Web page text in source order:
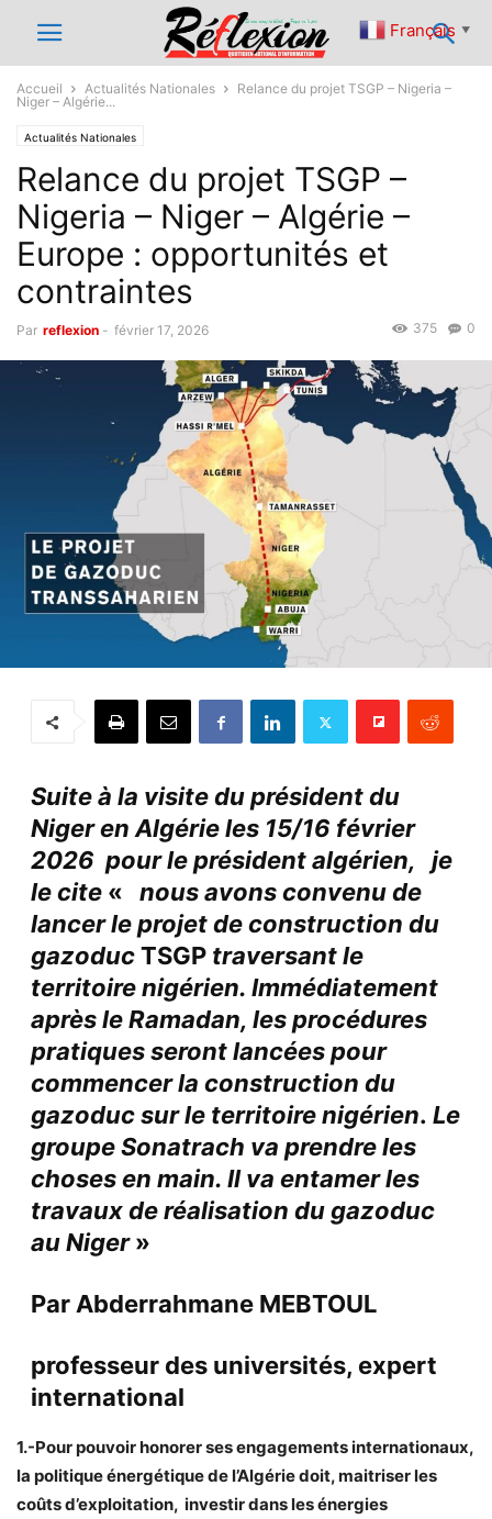
Accueil Actualités Nationales
Relance du projet TSGP – Nigeria –
Niger – Algérie...
Actualités Nationales
Relance du projet TSGP –
Nigeria – Niger – Algérie –
Europe : opportunités et
contraintes
Par reflexion - février 17, 2026 0
375
Suite à la visite du président du
Niger en Algérie les 15/16 février
2026 pour le président algérien, je
le cite«
nous avons convenu de
lancer le projet de construction du
gazoducTSGPtraversant le
territoire nigérien. Immédiatement
après le Ramadan, les procédures
pratiques seront lancées pour
commencer la construction du
gazoduc sur le territoire nigérien. Le
groupe Sonatrach va prendre les
choses en main. Il va entamer les
travaux de réalisation du gazoduc
au Niger»
Par Abderrahmane MEBTOUL
professeur des universités, expert
international
1.-Pour pouvoir honorer ses engagements internationaux,
la politique énergétique de l’Algérie doit, maitriser les
coûts d’exploitation, investir dans les énergies
Français ▼